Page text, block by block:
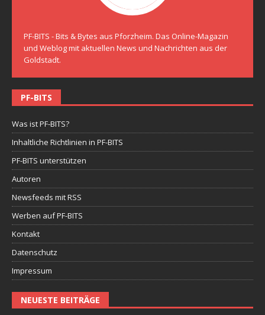
PF-BITS - Bits & Bytes aus Pforzheim. Das Online-Magazin
und Weblog mit aktuellen News und Nachrichten aus der
Goldstadt.
PF-BITS
Was ist PF-BITS?
Inhaltliche Richtlinien in PF-BITS
PF-BITS unterstützen
Autoren
Newsfeeds mit RSS
Werben auf PF-BITS
Kontakt
Datenschutz
Impressum
NEUESTE BEITRÄGE